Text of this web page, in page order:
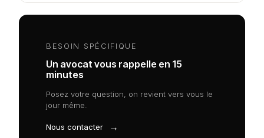
BESOIN SPÉCIFIQUE
Un avocat vous rappelle en 15
minutes
Posez votre question, on revient vers vous le
jour même.
Nous contacter →